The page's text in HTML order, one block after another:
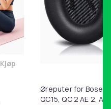
Legg Magetrener, 6-rørs
Kjøp
Øreputer for Bose
QC15, QC 2 AE 2, AE